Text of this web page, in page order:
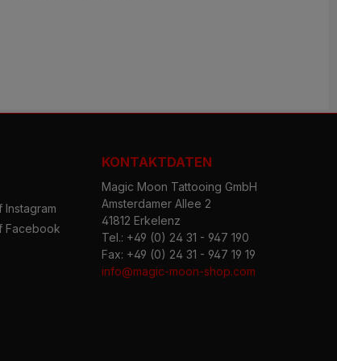
Facebook
KONTAKTDATEN
Magic Moon Tattooing GmbH
Amsterdamer Allee 2
41812 Erkelenz
Tel.: +49 (0) 24 31 - 947 190
Fax: +49 (0) 24 31 - 947 19 19
info@magic-moon-shop.com